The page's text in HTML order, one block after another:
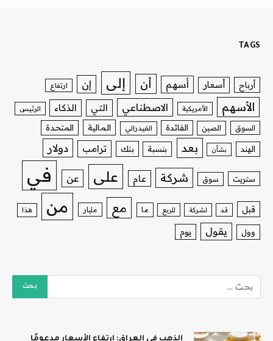
TAGS
أرباح أسعار أسهم أن إلى إن ارتفاع
الأسهم الأمريكية الاصطناعي التي الذكاء الرئيس
السوق الصين الفائدة الفيدرالي المالية المتحدة
الهند بشأن بعد بنسبة بنك ترامب دولار
ستريت سوق شركة عام على عن في
قبل قد لشركة للربع ما مع مليار من هذا
وول يقول يوم